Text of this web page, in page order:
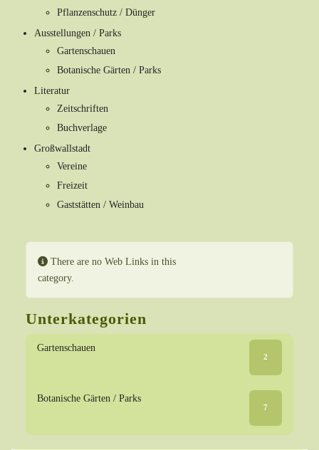
Pflanzenschutz / Dünger
Ausstellungen / Parks
Gartenschauen
Botanische Gärten / Parks
Literatur
Zeitschriften
Buchverlage
Großwallstadt
Vereine
Freizeit
Gaststätten / Weinbau
Information
There are no Web Links in this
category.
Unterkategorien
Gartenschauen
2
Botanische Gärten / Parks
7